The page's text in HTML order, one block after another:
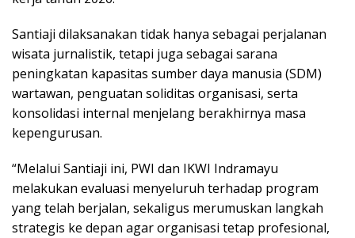
Santiaji dilaksanakan tidak hanya sebagai perjalanan
wisata jurnalistik, tetapi juga sebagai sarana
peningkatan kapasitas sumber daya manusia (SDM)
wartawan, penguatan soliditas organisasi, serta
konsolidasi internal menjelang berakhirnya masa
kepengurusan.
“Melalui Santiaji ini, PWI dan IKWI Indramayu
melakukan evaluasi menyeluruh terhadap program
yang telah berjalan, sekaligus merumuskan langkah
strategis ke depan agar organisasi tetap profesional,